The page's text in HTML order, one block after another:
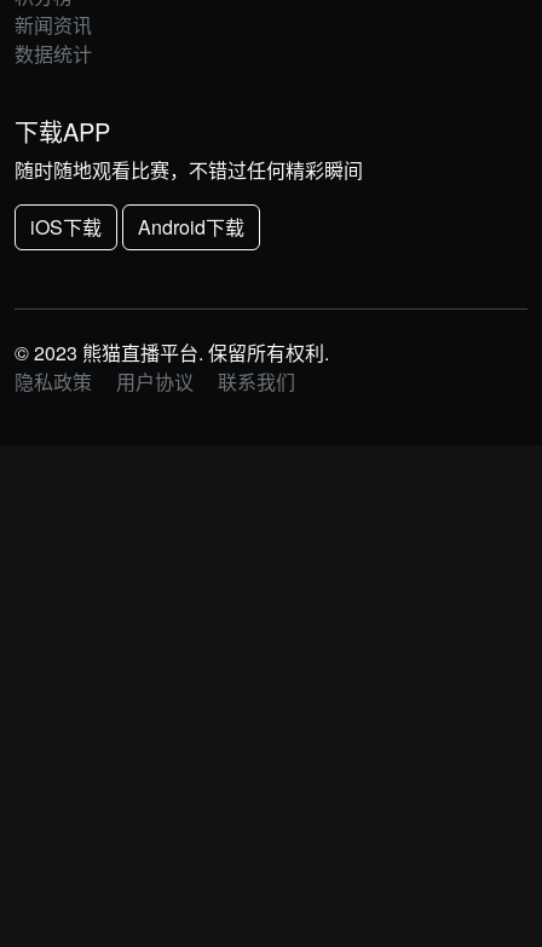
新闻资讯
数据统计
下载APP
随时随地观看比赛，不错过任何精彩瞬间
iOS下载 Android下载
© 2023 熊猫直播平台. 保留所有权利.
隐私政策
用户协议 联系我们